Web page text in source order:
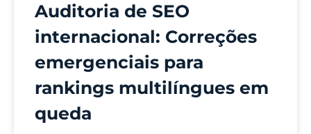
Auditoria de SEO
internacional: Correções
emergenciais para
rankings multilíngues em
queda